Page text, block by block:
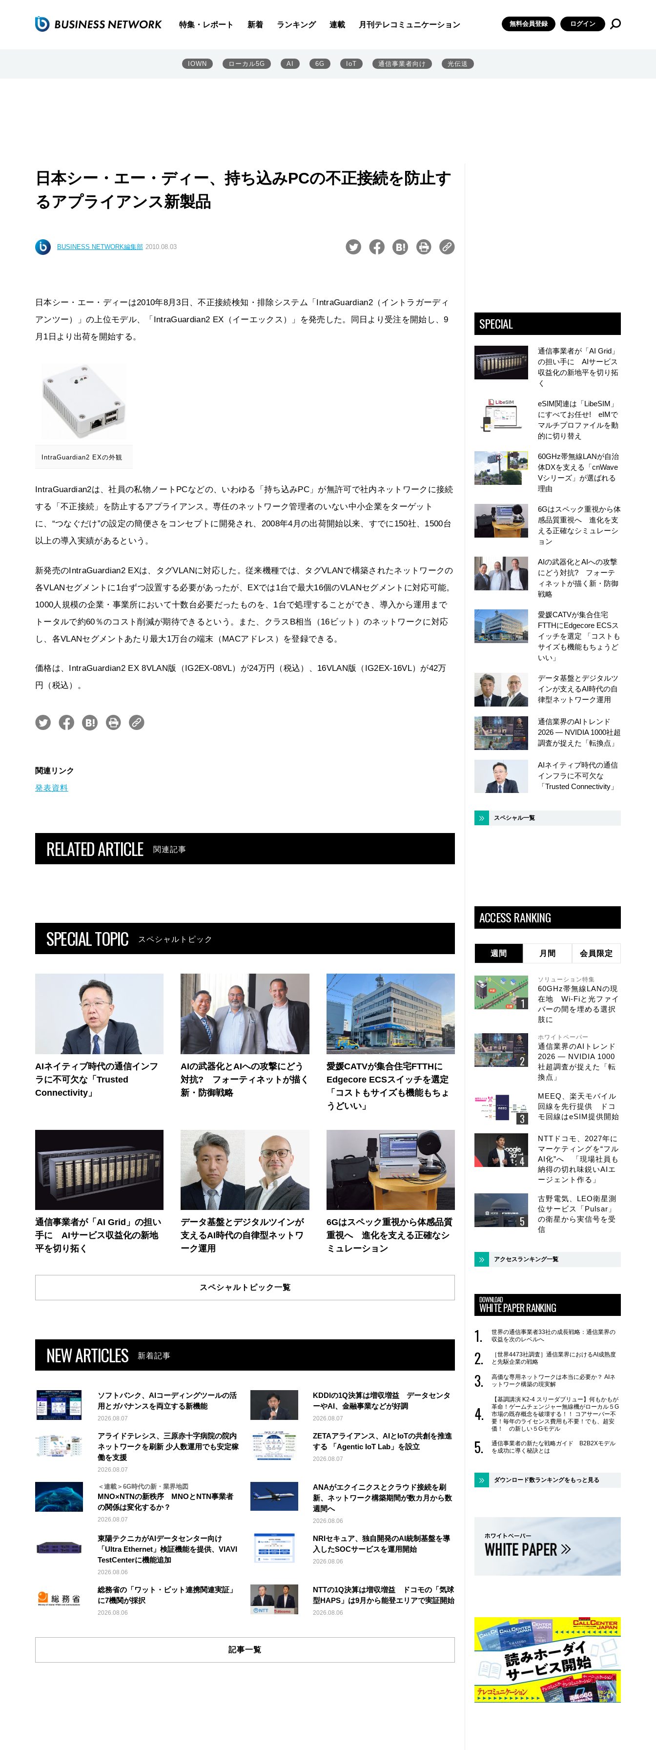
特集・レポート 新着 ランキング 連載 月刊テレコミュニケーション 無料会員登録 ログイン
IOWN ローカル5G AI 6G IoT 通信事業者向け 光伝送
日本シー・エー・ディー、持ち込みPCの不正接続を防止す
るアプライアンス新製品
BUSINESS NETWORK編集部 2010.08.03
日本シー・エー・ディーは2010年8月3日、不正接続検知・排除システム「IntraGuardian2（イントラガーディ
アンツー）」の上位モデル、「IntraGuardian2 EX（イーエックス）」を発売した。同日より受注を開始し、9
月1日より出荷を開始する。
IntraGuardian2 EXの外観
IntraGuardian2は、社員の私物ノートPCなどの、いわゆる「持ち込みPC」が無許可で社内ネットワークに接続
する「不正接続」を防止するアプライアンス。専任のネットワーク管理者のいない中小企業をターゲット
に、“つなぐだけ”の設定の簡便さをコンセプトに開発され、2008年4月の出荷開始以来、すでに150社、1500台
以上の導入実績があるという。
新発売のIntraGuardian2 EXは、タグVLANに対応した。従来機種では、タグVLANで構築されたネットワークの
各VLANセグメントに1台ずつ設置する必要があったが、EXでは1台で最大16個のVLANセグメントに対応可能。
1000人規模の企業・事業所において十数台必要だったものを、1台で処理することができ、導入から運用まで
トータルで約60％のコスト削減が期待できるという。また、クラスB相当（16ビット）のネットワークに対応
し、各VLANセグメントあたり最大1万台の端末（MACアドレス）を登録できる。
価格は、IntraGuardian2 EX 8VLAN版（IG2EX-08VL）が24万円（税込）、16VLAN版（IG2EX-16VL）が42万
円（税込）。
関連リンク
発表資料
RELATED ARTICLE 関連記事
SPECIAL TOPIC スペシャルトピック
AIネイティブ時代の通信インフ
ラに不可欠な「Trusted
Connectivity」
AIの武器化とAIへの攻撃にどう
対抗? フォーティネットが描く
新・防御戦略
愛媛CATVが集合住宅FTTHに
Edgecore ECSスイッチを選定
「コストもサイズも機能もちょ
うどいい」
通信事業者が「AI Grid」の担い
手に AIサービス収益化の新地
平を切り拓く
データ基盤とデジタルツインが
支えるAI時代の自律型ネットワ
ーク運用
6Gはスペック重視から体感品質
重視へ 進化を支える正確なシ
ミュレーション
スペシャルトピック一覧
NEW ARTICLES 新着記事
ソフトバンク、AIコーディングツールの活
用とガバナンスを両立する新機能
2026.08.07
KDDIの1Q決算は増収増益 データセンタ
ーやAI、金融事業などが好調
2026.08.07
アライドテレシス、三原赤十字病院の院内
ネットワークを刷新 少人数運用でも安定稼
働を支援
2026.08.07
ZETAアライアンス、AIとIoTの共創を推進
する 「Agentic IoT Lab」を設立
2026.08.07
＜連載＞6G時代の新・業界地図
MNO×NTNの新秩序 MNOとNTN事業者
の関係は変化するか？
2026.08.07
ANAがエクイニクスとクラウド接続を刷
新、ネットワーク構築期間が数カ月から数
週間へ
2026.08.06
東陽テクニカがAIデータセンター向け
「Ultra Ethernet」検証機能を提供、VIAVI
TestCenterに機能追加
2026.08.06
NRIセキュア、独自開発のAI統制基盤を導
入したSOCサービスを運用開始
2026.08.06
総務省の「ワット・ビット連携関連実証」
に7機関が採択
2026.08.06
NTTの1Q決算は増収増益 ドコモの「気球
型HAPS」は9月から能登エリアで実証開始
2026.08.06
記事一覧
SPECIAL
通信事業者が「AI Grid」
の担い手に AIサービス
収益化の新地平を切り拓
く
eSIM関連は「LibeSIM」
にすべてお任せ! eIMで
マルチプロファイルを動
的に切り替え
60GHz帯無線LANが自治
体DXを支える「cnWave
Vシリーズ」が選ばれる
理由
6Gはスペック重視から体
感品質重視へ 進化を支
える正確なシミュレーシ
ョン
AIの武器化とAIへの攻撃
にどう対抗? フォーテ
ィネットが描く新・防御
戦略
愛媛CATVが集合住宅
FTTHにEdgecore ECSス
イッチを選定 「コストも
サイズも機能もちょうど
いい」
データ基盤とデジタルツ
インが支えるAI時代の自
律型ネットワーク運用
通信業界のAIトレンド
2026 ― NVIDIA 1000社超
調査が捉えた「転換点」
AIネイティブ時代の通信
インフラに不可欠な
「Trusted Connectivity」
スペシャル一覧
ACCESS RANKING
週間 月間 会員限定
ソリューション特集
60GHz帯無線LANの現
在地 Wi-Fiと光ファイ
バーの間を埋める選択
肢に
ホワイトペーパー
通信業界のAIトレンド
2026 ― NVIDIA 1000
社超調査が捉えた「転
換点」
MEEQ、楽天モバイル
回線を先行提供 ドコ
モ回線はeSIM提供開始
NTTドコモ、2027年に
マーケティングを“フル
AI化”へ 「現場社員も
納得の切れ味鋭いAIエ
ージェント作る」
古野電気、LEO衛星測
位サービス「Pulsar」
の衛星から実信号を受
信
アクセスランキング一覧
DOWNLOAD
WHITE PAPER RANKING
世界の通信事業者33社の成長戦略：通信業界の
収益を次のレベルへ
［世界4473社調査］通信業界におけるAI成熟度
と先駆企業の戦略
高価な専用ネットワークは本当に必要か？ AIネ
ットワーク構築の現実解
【基調講演 K2-4 スリーダブリュー】何もかもが
革命！ゲームチェンジャー無線機がローカル５G
市場の既存概念を破壊する！！ コアサーバー不
要！毎年のライセンス費用も不要！でも、超安
価！ の新しい５Gモデル
通信事業者の新たな戦略ガイド B2B2Xモデル
を成功に導く秘訣とは
ダウンロード数ランキングをもっと見る